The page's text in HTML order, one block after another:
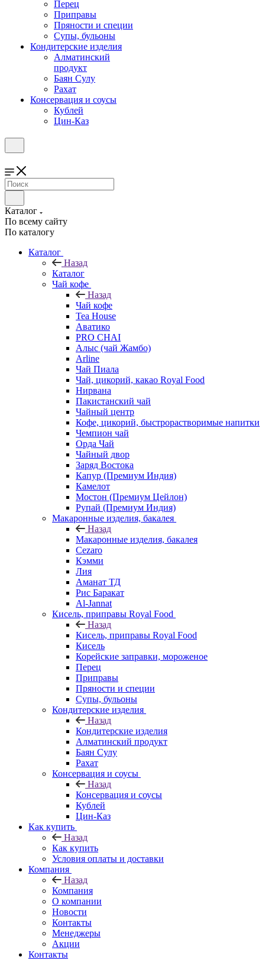
Перец
Приправы
Пряности и специи
Супы, бульоны
Кондитерские изделия
Алматинский
продукт
Баян Сулу
Рахат
Консервация и соусы
Кублей
Цин-Каз
Каталог
По всему сайту
По каталогу
Каталог
Назад
Каталог
Чай кофе
Назад
Чай кофе
Tea House
Аватико
PRO CHAI
Алыс (чай Жамбо)
Arline
Чай Пиала
Чай, цикорий, какао Royal Food
Нирвана
Пакистанский чай
Чайный центр
Кофе, цикорий, быстрорастворимые напитки
Чемпион чай
Орда Чай
Чайный двор
Заряд Востока
Капур (Премиум Индия)
Камелот
Мостон (Премиум Цейлон)
Рупай (Премиум Индия)
Макаронные изделия, бакалея
Назад
Макаронные изделия, бакалея
Cezaro
Кэмми
Лия
Аманат ТД
Рис Баракат
Al-Jannat
Кисель, приправы Royal Food
Назад
Кисель, приправы Royal Food
Кисель
Корейские заправки, мороженое
Перец
Приправы
Пряности и специи
Супы, бульоны
Кондитерские изделия
Назад
Кондитерские изделия
Алматинский продукт
Баян Сулу
Рахат
Консервация и соусы
Назад
Консервация и соусы
Кублей
Цин-Каз
Как купить
Назад
Как купить
Условия оплаты и доставки
Компания
Назад
Компания
О компании
Новости
Контакты
Менеджеры
Акции
Контакты